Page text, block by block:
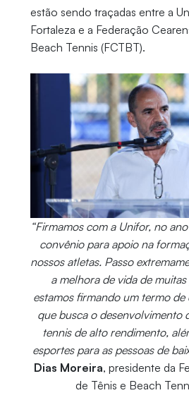
estão sendo traçadas entre a
Fortaleza e a Federação
Beach Tennis (FCTBT).
“Firmamos com a Unifor, no
convênio para apoio na
nossos atletas. Passo
a melhora de vida de
estamos firmando um termo
que busca o desenvolvimento
tennis de alto rendimento,
esportes para as pessoas de
Dias Moreira, presidente da
de Tênis e Beach